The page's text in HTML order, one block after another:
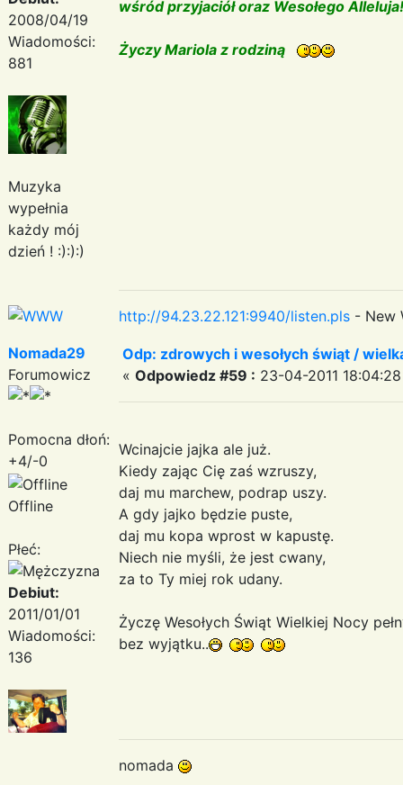
2008/04/19
Wiadomości:
881
Muzyka
wypełnia
każdy mój
dzień ! :):):)
wśród przyjaciół oraz Wesołego Alleluja!
Życzy Mariola z rodziną
http://94.23.22.121:9940/listen.pls - New
Nomada29
Forumowicz
Pomocna dłoń:
+4/-0
Offline
Płeć:
Debiut:
2011/01/01
Wiadomości:
136
Odp: zdrowych i wesołych świąt /
« Odpowiedz #59 : 23-04-2011
Wcinajcie jajka ale już.
Kiedy zając Cię zaś wzruszy,
daj mu marchew, podrap uszy.
A gdy jajko będzie puste,
daj mu kopa wprost w kapustę.
Niech nie myśli, że jest cwany,
za to Ty miej rok udany.
Życzę Wesołych Świąt Wielkiej Nocy
bez wyjątku..
nomada